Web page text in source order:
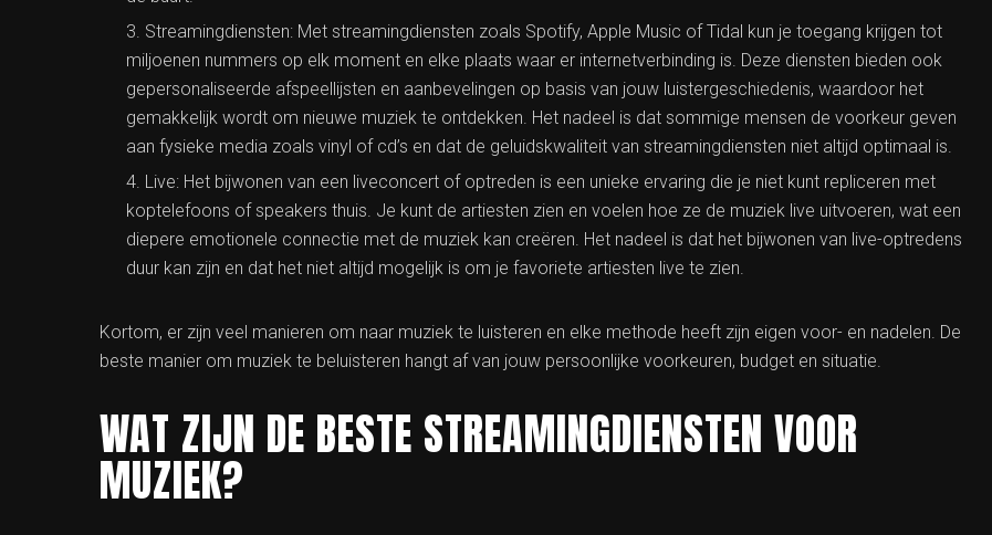
Streamingdiensten: Met streamingdiensten zoals Spotify, Apple Music of Tidal kun je toegang krijgen tot
miljoenen nummers op elk moment en elke plaats waar er internetverbinding is. Deze diensten bieden ook
gepersonaliseerde afspeellijsten en aanbevelingen op basis van jouw luistergeschiedenis, waardoor het
gemakkelijk wordt om nieuwe muziek te ontdekken. Het nadeel is dat sommige mensen de voorkeur geven
aan fysieke media zoals vinyl of cd’s en dat de geluidskwaliteit van streamingdiensten niet altijd optimaal is.
Live: Het bijwonen van een liveconcert of optreden is een unieke ervaring die je niet kunt repliceren met
koptelefoons of speakers thuis. Je kunt de artiesten zien en voelen hoe ze de muziek live uitvoeren, wat een
diepere emotionele connectie met de muziek kan creëren. Het nadeel is dat het bijwonen van live-optredens
duur kan zijn en dat het niet altijd mogelijk is om je favoriete artiesten live te zien.
Kortom, er zijn veel manieren om naar muziek te luisteren en elke methode heeft zijn eigen voor- en nadelen. De
beste manier om muziek te beluisteren hangt af van jouw persoonlijke voorkeuren, budget en situatie.
WAT ZIJN DE BESTE STREAMINGDIENSTEN VOOR
MUZIEK?